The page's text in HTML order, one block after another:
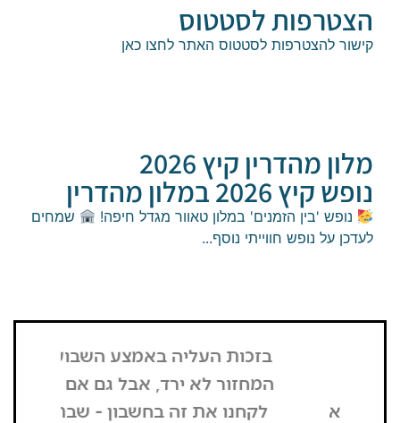
לסטטוס
להצטרפות לסטטוס האתר לחצו כאן
מהדרין קיץ 2026
2026 במלון מהדרין
'בין הזמנים' במלון טאוור מגדל חיפה!
​שמחים
על נופש חווייתי נוסף...
בזכות העליה באמצע השבוע,
המחזור לא ירד, אבל גם אם כן
לקחנו את זה בחשבון - שבת
"הדבר
בשבת,